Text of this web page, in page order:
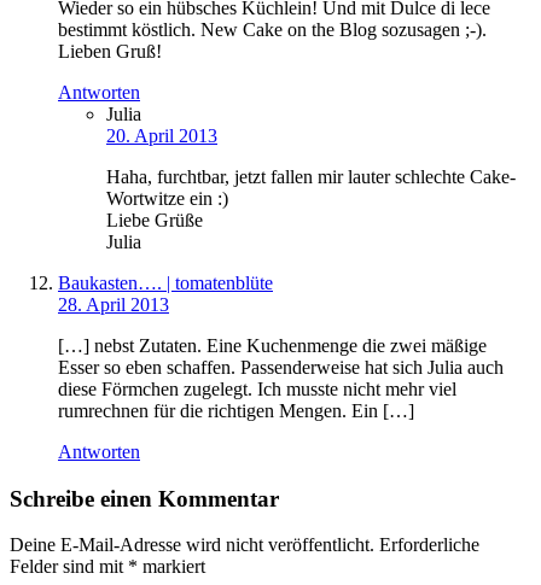
Wieder so ein hübsches Küchlein! Und mit Dulce di lece
bestimmt köstlich. New Cake on the Blog sozusagen ;-).
Lieben Gruß!
Antworten
Julia
20. April 2013
Haha, furchtbar, jetzt fallen mir lauter schlechte Cake-
Wortwitze ein :)
Liebe Grüße
Julia
Baukasten…. | tomatenblüte
28. April 2013
[…] nebst Zutaten. Eine Kuchenmenge die zwei mäßige
Esser so eben schaffen. Passenderweise hat sich Julia auch
diese Förmchen zugelegt. Ich musste nicht mehr viel
rumrechnen für die richtigen Mengen. Ein […]
Antworten
Schreibe einen Kommentar
Deine E-Mail-Adresse wird nicht veröffentlicht. Erforderliche
Felder sind mit * markiert